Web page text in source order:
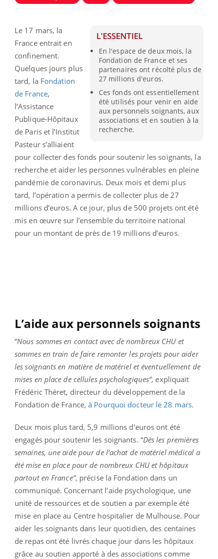
L'ESSENTIEL
En l'espace de deux mois, la
Fondation de France et ses
partenaires ont récolté plus de
27 millions d'euros.
Ces fonds ont essentiellement
été utilisés pour venir en aide
aux personnels soignants, aux
associations et en soutien à la
recherche.
Le 17 mars, la
France entrait en
confinement.
Quelques jours plus
tard, la Fondation
de France,
l’Assistance
Publique-Hôpitaux
de Paris et l’Institut
Pasteur s’alliaient
pour collecter des fonds pour soutenir les soignants, la
recherche et aider les personnes vulnérables en pleine
pandémie de coronavirus. Deux mois et demi plus
tard, l’opération a permis de collecter plus de 27
millions d’euros. A ce jour, plus de 500 projets ont été
mis en œuvre sur l’ensemble du territoire national
pour un montant de près de 19 millions d’euros.
L’aide aux personnels soignants
“Nous sommes en contact avec de nombreux CHU et
sommes en train de faire remonter les projets pour aider
les soignants en matière de matériel et éventuellement de
mises en place de cellules psychologiques”, expliquait
Frédéric Théret, directeur du développement de la
Fondation de France,à Pourquoi docteur le 28 mars.
Deux mois plus tard, 5,9 millions d’euros ont été
engagés pour soutenir les soignants. “Dès les premières
semaines, une aide pour de l’achat de matériel médical a
été mise en place pour de nombreux CHU et hôpitaux
partout en France”, précise la Fondation dans un
communiqué. Concernant l’aide psychologique, une
unité de ressources et de soutien a par exemple été
mise en place au Centre hospitalier de Mulhouse. Pour
aider les soignants dans leur quotidien, des centaines
de repas ont été livrés chaque jour dans les hôpitaux
grâce au soutien apporté à des associations comme